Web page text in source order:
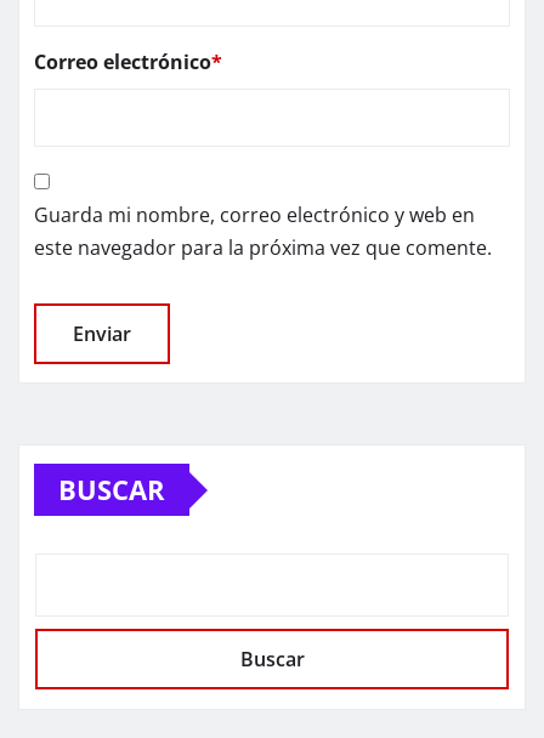
Correo electrónico*
Guarda mi nombre, correo electrónico y web en
este navegador para la próxima vez que comente.
BUSCAR
Buscar